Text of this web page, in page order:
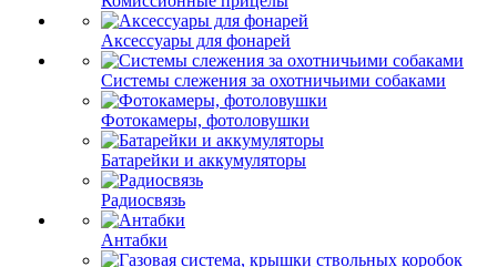
Аксессуары для фонарей
Системы слежения за охотничьими собаками
Фотокамеры, фотоловушки
Батарейки и аккумуляторы
Радиосвязь
Антабки